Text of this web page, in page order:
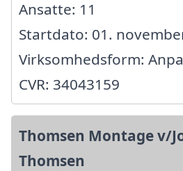
Ansatte: 11
Startdato: 01.
Virksomhedsform:
CVR: 34043159
Thomsen Montage v/
Thomsen